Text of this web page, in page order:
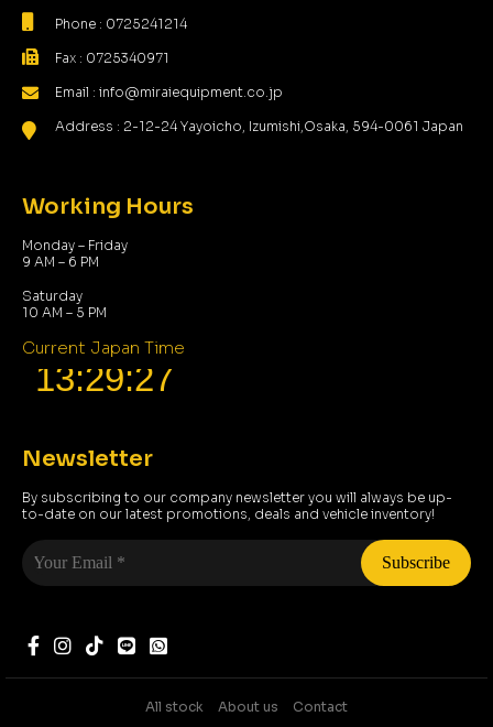
Phone : 0725241214
Fax : 0725340971
Email : info@miraiequipment.co.jp
Address : 2-12-24 Yayoicho, Izumishi,Osaka, 594-0061 Japan
Working Hours
Monday – Friday
9 AM – 6 PM
Saturday
10 AM – 5 PM
Current Japan Time
Newsletter
By subscribing to our company newsletter you will always be up-
to-date on our latest promotions, deals and vehicle inventory!
Your
Email
All stock About us Contact